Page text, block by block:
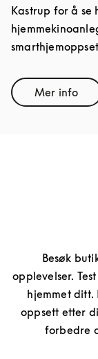
Kastrup for å se
Mer info
Link
Besøk
opplevelser.
hjemmet ditt.
oppsett etter
forbedre